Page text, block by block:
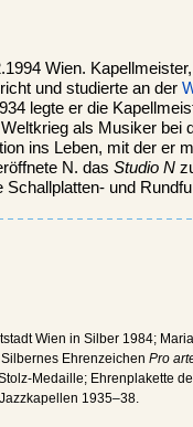
Wien.
und studierte an der
legte er die
als Musiker bei
ins Leben, mit der er
N. das Studio N
Schallplatten- und
Wien in Silber 1984;
Ehrenzeichen Pro
Medaille; Ehrenplakette
1935–38.